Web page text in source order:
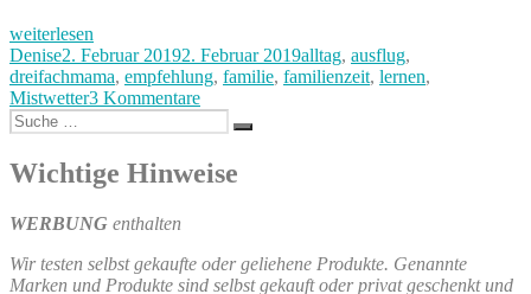
„Odysseum
–
Ausflugsziel
mit
Kindern
in
Köln“
weiterlesen
Autor
DeniseVeröffentlicht
am
2. Februar 20192. Februar 2019Kategorien
alltag, ausflug,
dreifachmama, empfehlung, familie, familienzeit, lernen,
Mistwetter3 Kommentarezu
Odysseum
–
Ausflugsziel
mit
Suche
nach:
Suchen
Wichtige Hinweise
WERBUNG enthalten
Wir testen selbst gekaufte oder geliehene Produkte. Genannte
Marken und Produkte sind selbst gekauft oder privat geschenkt und